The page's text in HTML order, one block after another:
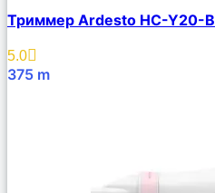
Триммер Ardesto HC-Y20-B
5.0
375 m